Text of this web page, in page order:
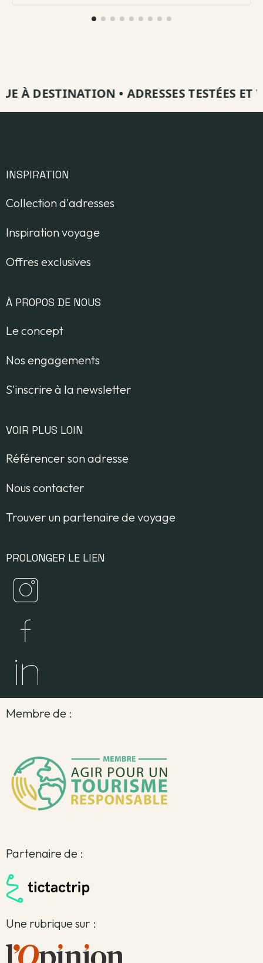
DESTINATION•ADRESSES TESTÉES ET
INSPIRATION
Collection d'adresses
Inspiration voyage
Offres exclusives
À PROPOS DE NOUS
Le concept
Nos engagements
S'inscrire à la newsletter
VOIR PLUS LOIN
Référencer son adresse
Nous contacter
Trouver un partenaire de voyage
PROLONGER LE LIEN
Membre de :
Partenaire de :
Une rubrique sur :